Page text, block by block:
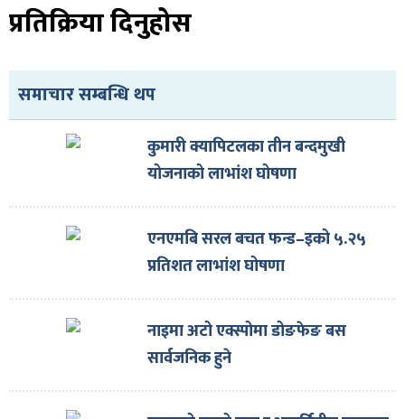
प्रतिक्रिया दिनुहोस
समाचार सम्बन्धि थप
कुमारी क्यापिटलका तीन बन्दमुखी
योजनाको लाभांश घोषणा
एनएमबि सरल बचत फन्ड–इको ५.२५
प्रतिशत लाभांश घोषणा
नाइमा अटो एक्स्पोमा डोङफेङ बस
सार्वजनिक हुने